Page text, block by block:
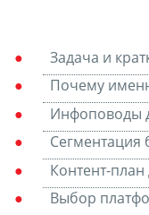
Задача и
Почему
Инфоповоды
Сегментация
Контент-
Выбор